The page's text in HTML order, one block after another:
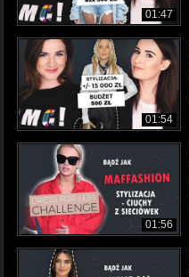
01:47
01:54
01:56